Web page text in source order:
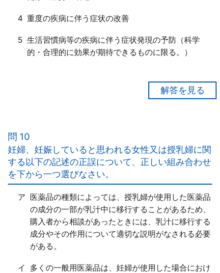
4 重度の疾病に伴う症状の改善
5 生活習慣病等の疾病に伴う症状発現の予防（科学
的・合理的に効果が期待できるものに限る。）
【一般用医薬品の役割】は以下の６つ
(1)軽度な疾病に伴う症状の改善
(2)生活習慣病等の疾病に伴う症状発現の予防（科学
的・合理的に効果が期待できるものに限る）
(3)生活の質（ＱＯＬ）の改善・向上
(4)健康状態の自己検査
(5)健康の維持・増進
(6)その他保健衛生
問 10
妊婦、妊娠していると思われる女性又は授乳婦に関
する以下の記述の正誤について、正しい組み合わせ
を下から一つ選びなさい。
ア 医薬品の種類によっては、授乳婦が使用した医薬品
の成分の一部が乳汁中に移行することがあるため、
購入者から相談があったときには、乳汁に移行する
成分やその作用について適切な説明がなされる必要
がある。
イ
多くの一般用医薬品は、妊婦が使用した場合におけ